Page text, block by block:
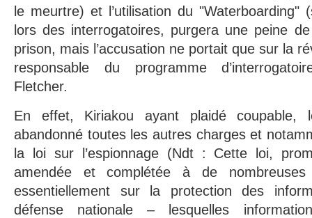
le meurtre) et l’utilisation du "Waterboarding"
lors des interrogatoires, purgera une peine
prison, mais l’accusation ne portait que sur la
responsable du programme
Fletcher.
En effet, Kiriakou ayant plaidé coupable,
abandonné toutes les autres charges et
la loi sur l’espionnage (Ndt : Cette loi,
amendée et complétée à de
essentiellement sur la protection des
défense nationale – lesquelles